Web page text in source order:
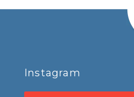
Instagram